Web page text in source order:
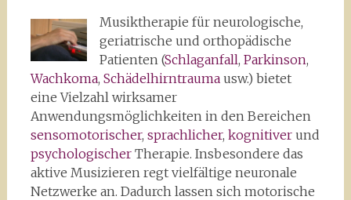
Musiktherapie für neurologische,
geriatrische und orthopädische
Patienten (Schlaganfall, Parkinson,
Wachkoma, Schädelhirntraumausw.) bietet
eine Vielzahl wirksamer
Anwendungsmöglichkeiten in den Bereichen
sensomotorischer, sprachlicher, kognitiverund
psychologischerTherapie. Insbesondere das
aktive Musizieren regt vielfältige neuronale
Netzwerke an. Dadurch lassen sich motorische